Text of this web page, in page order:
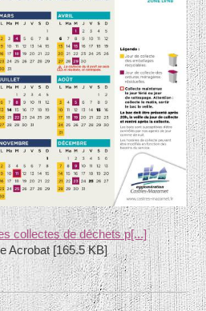
collectes de déchets p[...]
Acrobat [165.5 KB]